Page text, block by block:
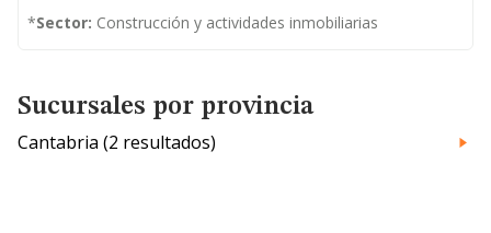
*Sector: Construcción y actividades inmobiliarias
Sucursales por provincia
Cantabria (2 resultados)